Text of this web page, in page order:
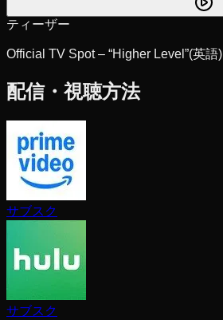
ティーザー
Official TV Spot – “Higher Level”(英語)
配信・視聴方法
サブスク
サブスク